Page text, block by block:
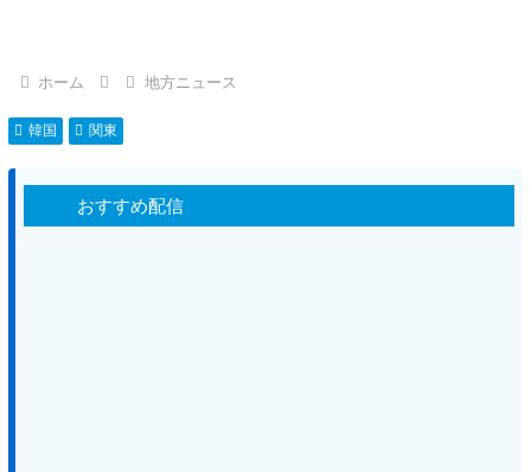
ホーム 地方ニュース
韓国 関東
おすすめ配信